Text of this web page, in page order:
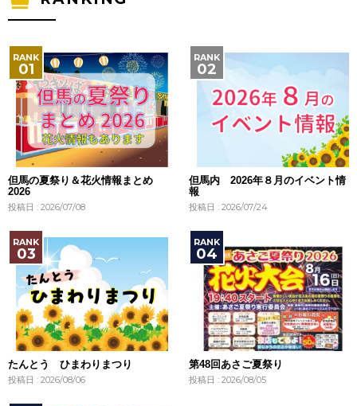
但馬の夏祭り＆花火情報まとめ
2026
投稿日 : 2026/07/08
但馬内 2026年８月のイベント情
報
投稿日 : 2026/07/24
たんとう ひまわりまつり
投稿日 : 2026/08/06
第48回あさご夏祭り
投稿日 : 2026/08/05